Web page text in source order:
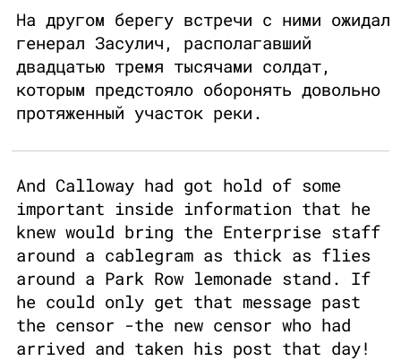
На другом берегу встречи с ними ожидал
генерал Засулич, располагавший
двадцатью тремя тысячами солдат,
которым предстояло оборонять довольно
протяженный участок реки.
And Calloway had got hold of some
important inside information that he
knew would bring the Enterprise staff
around a cablegram as thick as flies
around a Park Row lemonade stand. If
he could only get that message past
the censor -the new censor who had
arrived and taken his post that day!